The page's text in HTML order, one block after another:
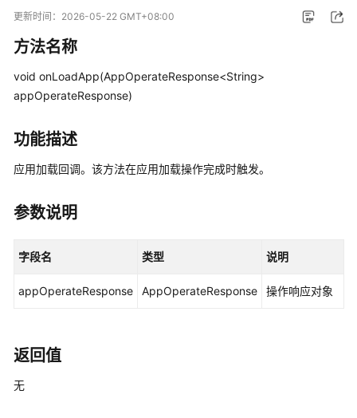
态
产
介
绍
计
说
入
指
南
更新时间： 2026-05-22 GMT+08:00
方法名称
void onLoadApp(AppOperateResponse<String>
appOperateResponse)
功能描述
应用加载回调。该方法在应用加载操作完成时触发。
参数说明
字段名 类型 说明
appOperateResponse AppOperateResponse 操作响应对象
返回值
无